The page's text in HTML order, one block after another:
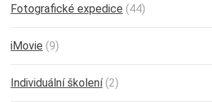
Fotografické expedice (44)
iMovie (9)
Individuální školení(2)